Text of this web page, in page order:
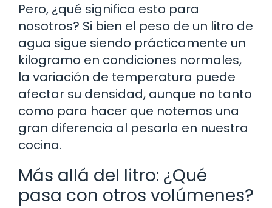
Pero, ¿qué significa esto para
nosotros? Si bien el peso de un litro de
agua sigue siendo prácticamente un
kilogramo en condiciones normales,
la variación de temperatura puede
afectar su densidad, aunque no tanto
como para hacer que notemos una
gran diferencia al pesarla en nuestra
cocina.
Más allá del litro: ¿Qué
pasa con otros volúmenes?